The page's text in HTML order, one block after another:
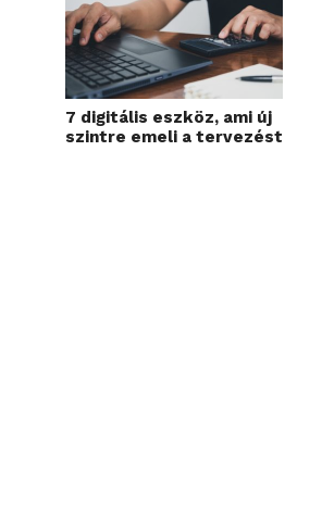
7 digitális eszköz, ami új
szintre emeli a tervezést